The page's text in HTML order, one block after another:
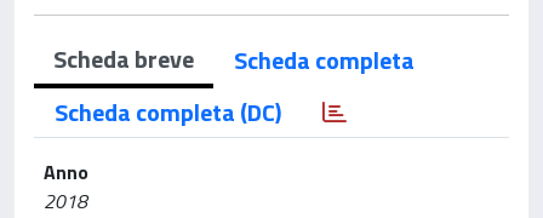
Scheda breve
Scheda completa
Scheda completa (DC)
Anno
2018